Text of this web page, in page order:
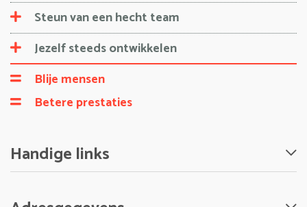
Steun van een hecht team
Jezelf steeds ontwikkelen
Blije mensen
Betere prestaties
Handige links
Nieuws